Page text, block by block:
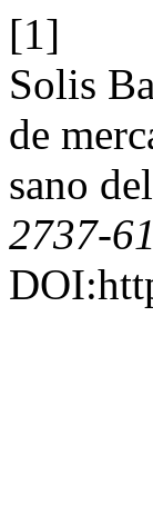
[1]
Solis
de
sano
2737-